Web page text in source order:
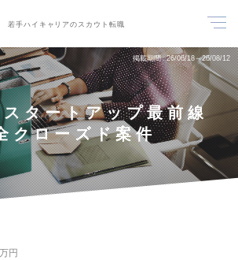
若手ハイキャリアのスカウト転職
掲載期間 26/06/18～26/08/12
タートアップ最前線
クローズド案件
円